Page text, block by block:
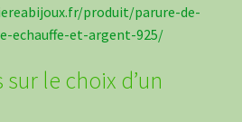
produit/parure-de-
echauffe-et-argent-925/
le choix d’un